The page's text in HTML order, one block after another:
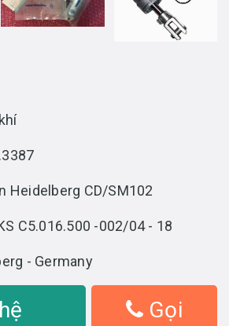
Heidelberg CD/SM102
C5.016.500 -002/04 - 18
- Germany
Gọi